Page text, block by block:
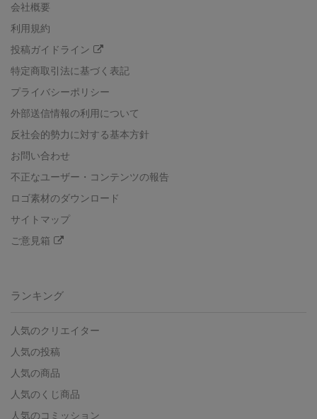
会社概要
利用規約
投稿ガイドライン
特定商取引法に基づく表記
プライバシーポリシー
外部送信情報の利用について
反社会的勢力に対する基本方針
お問い合わせ
不正なユーザー・コンテンツの報告
ロゴ素材のダウンロード
サイトマップ
ご意見箱
ランキング
人気のクリエイター
人気の投稿
人気の商品
人気のくじ商品
人気のコミッション